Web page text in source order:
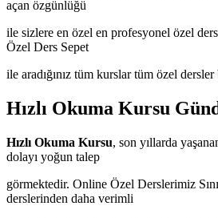
açan özgünlüğü
ile sizlere en özel en profesyonel özel
Özel Ders Sepet
ile aradığınız tüm kurslar tüm özel dersler
Hızlı Okuma Kursu
Hızlı Okuma Kursu, son yıllarda
dolayı yoğun talep
görmektedir. Online Özel Derslerimiz
derslerinden daha verimli